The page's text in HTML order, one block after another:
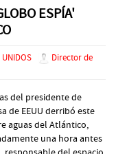
ESPÍA'
UNIDOS
Director de
del presidente de
de EEUU derribó este
aguas del Atlántico,
una hora antes